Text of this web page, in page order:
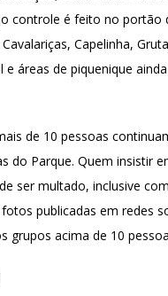
controle é feito no portão
Capelinha,
e áreas de piquenique
de 10 pessoas
do Parque. Quem insistir
ser multado, inclusive
publicadas em redes
grupos acima de 10